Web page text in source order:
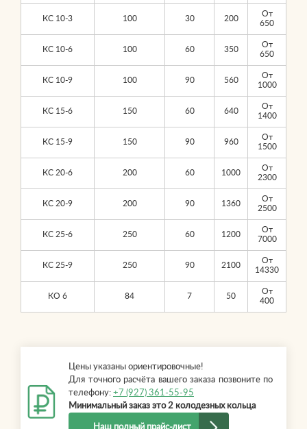
КС 10-3 100 30 200
От
650
КС 10-6 100 60 350
От
650
КС 10-9 100 90 560
От
1000
КС 15-6 150 60 640
От
1400
КС 15-9 150 90 960
От
1500
КС 20-6 200 60 1000
От
2300
КС 20-9 200 90 1360
От
2500
КС 25-6 250 60 1200
От
7000
КС 25-9 250 90 2100
От
14330
КО 6 84 7 50
От
400
Цены указаны ориентировочные!
Для точного расчёта вашего заказа позвоните по
телефону: +7 (927) 361-55-95
Минимальный заказ это 2 колодезных кольца